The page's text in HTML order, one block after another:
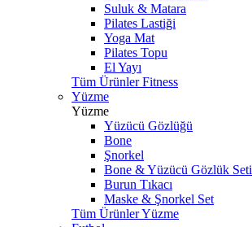
Suluk & Matara
Pilates Lastiği
Yoga Mat
Pilates Topu
El Yayı
Tüm Ürünler Fitness
Yüzme
Yüzme
Yüzücü Gözlüğü
Bone
Şnorkel
Bone & Yüzücü Gözlük Seti
Burun Tıkacı
Maske & Şnorkel Set
Tüm Ürünler Yüzme